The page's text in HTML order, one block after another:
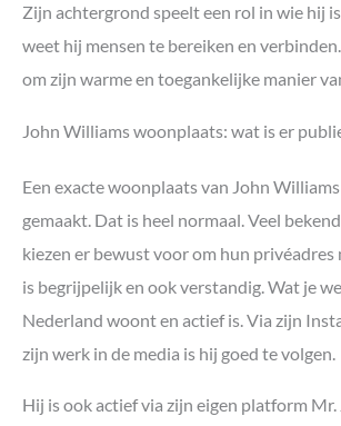
Zijn achtergrond speelt een rol in wie hij
weet hij mensen te bereiken en
om zijn warme en toegankelijke manier
John Williams woonplaats: wat is er
Een exacte woonplaats van John
gemaakt. Dat is heel normaal. Veel
kiezen er bewust voor om hun privéadres
is begrijpelijk en ook verstandig. Wat je
Nederland woont en actief is. Via zijn
zijn werk in de media is hij goed te volgen.
Hij is ook actief via zijn eigen platform Mr.